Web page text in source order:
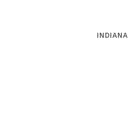
INDIANA